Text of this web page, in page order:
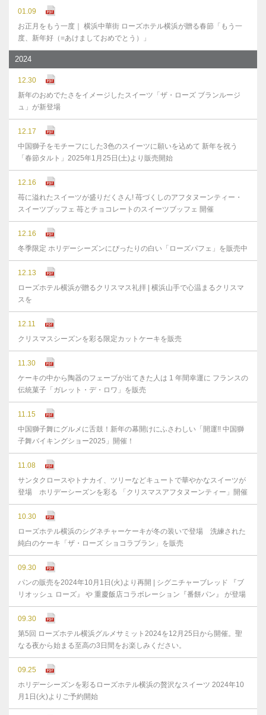
01.09
お正月をもう一度｜ 横浜中華街 ローズホテル横浜が贈る春節「もう一
度、新年好（=あけましておめでとう）」
2024
12.30
新年のおめでたさをイメージしたスイーツ「ザ・ローズ ブランルージ
ュ」が新登場
12.17
中国獅子をモチーフにした3色のスイーツに願いを込めて 新年を祝う
「春節タルト」2025年1月25日(土)より販売開始
12.16
苺に溢れたスイーツが盛りだくさん! 苺づくしのアフタヌーンティー・
スイーツブッフェ 苺とチョコレートのスイーツブッフェ 開催
12.16
冬季限定 ホリデーシーズンにぴったりの白い「ローズパフェ」を販売中
12.13
ローズホテル横浜が贈るクリスマス礼拝 | 横浜山手で心温まるクリスマ
スを
12.11
クリスマスシーズンを彩る限定カットケーキを販売
11.30
ケーキの中から陶器のフェーブが出てきた人は 1 年間幸運に フランスの
伝統菓子「ガレット・デ・ロワ」を販売
11.15
中国獅子舞にグルメに舌鼓！新年の幕開けにふさわしい「開運!! 中国獅
子舞バイキングショー2025」開催！
11.08
サンタクロースやトナカイ、ツリーなどキュートで華やかなスイーツが
登場 ホリデーシーズンを彩る 「クリスマスアフタヌーンティー」開催
10.30
ローズホテル横浜のシグネチャーケーキが冬の装いで登場 洗練された
純白のケーキ「ザ・ローズ ショコラブラン」を販売
09.30
パンの販売を2024年10月1日(火)より再開 | シグニチャーブレッド 『ブ
リオッシュ ローズ』 や 重慶飯店コラボレーション『番餅パン』 が登場
09.30
第5回 ローズホテル横浜グルメサミット2024を12月25日から開催。聖
なる夜から始まる至高の3日間をお楽しみください。
09.25
ホリデーシーズンを彩るローズホテル横浜の贅沢なスイーツ 2024年10
月1日(火)よりご予約開始